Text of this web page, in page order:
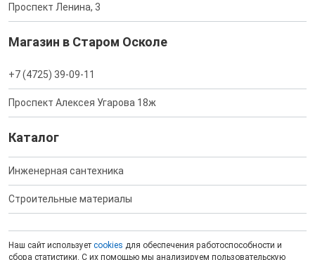
Проспект Ленина, 3
Магазин в Старом Осколе
+7 (4725) 39-09-11
Проспект Алексея Угарова 18ж
Каталог
Инженерная сантехника
Строительные материалы
Наш сайт использует cookies для обеспечения работоспособности и
сбора статистики. С их помощью мы анализируем пользовательскую